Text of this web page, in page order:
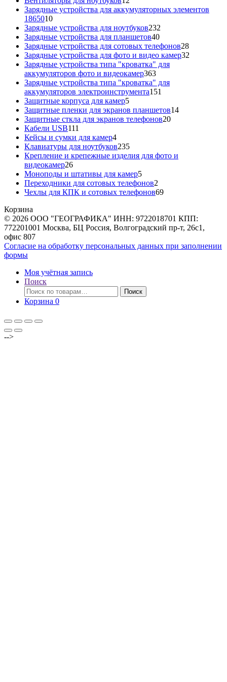
товаров
Зарядные устройства для аккумуляторных элементов
186501010
товаров
Зарядные устройства для ноутбуков232
Зарядные устройства для планшетов4040
товаров
Зарядные устройства для сотовых телефонов2828
товаров
Зарядные устройства для фото и видео камер32
Зарядные устройства типа "кроватка" для
аккумуляторов фото и видеокамер363363
товара
Зарядные устройства типа "кроватка" для
аккумуляторов электроинструмента151
Защитные корпуса для камер55
товаров
Защитные пленки для экранов планшетов1414
Защитные сткла для экранов телефонов2020
Кабели USB111
товаров
Кейсы и сумки для камер44
товара
Клавиатуры для ноутбуков235235
товаров
Крепление и крепежные изделия для фото и
видеокамер2626
товаров
Моноподы и штативы для камер55
товаров
Переходники для сотовых телефонов2
товара
Чехлы для КПК и сотовых телефонов6969
Корзина
© 2026 ООО "ГЕОГРАФИКА" ИНН: 9722018701 КПП:
772201001 Москва, БЦ Россия, Волгоградский пр-т, 26с1,
офис 807
Согласие на обработку персональных данных при заполнении
формы
Моя учётная запись
Поиск
Искать:
Поиск
Корзина 0
-->